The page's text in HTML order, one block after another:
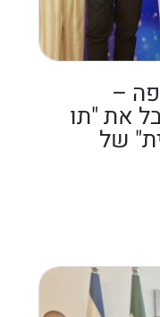
–
את "תו
של